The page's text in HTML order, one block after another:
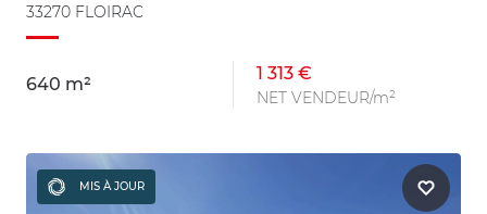
33270 FLOIRAC
640 m²
1 313 €
NET VENDEUR/m²
MIS À JOUR